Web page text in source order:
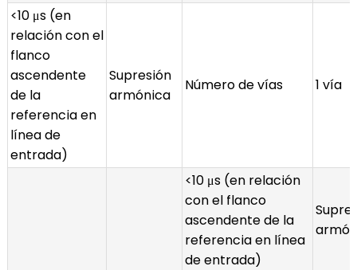
<10 μs (en
relación con el
flanco
ascendente
de la
referencia en
línea de
entrada)
Supresión
armónica
Número de vías 1 vía
<10 μs (en relación
con el flanco
ascendente de la
referencia en línea
de entrada)